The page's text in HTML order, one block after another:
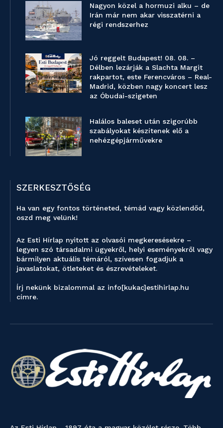
Nagyon közel a hormuzi alku – de
Irán már nem akar visszatérni a
régi rendszerhez
Jó reggelt Budapest! 08. 08. –
Délben lezárják a Slachta Margit
rakpartot, este Ferencváros – Real-
Madrid, közben nagy koncert lesz
az Óbudai-szigeten
Halálos baleset után szigorúbb
szabályokat készítenek elő a
nehézgépjárművekre
SZERKESZTŐSÉG
Ha van egy fontos történeted, témád vagy közlendőd,
oszd meg velünk!
Az Esti Hírlap nyitott az olvasói megkeresésekre –
legyen szó társadalmi ügyekről, helyi eseményekről vagy
bármilyen aktuális témáról, szívesen fogadjuk a
javaslatokat, ötleteket és észrevételeket.
Írj nekünk bizalommal az info[kukac]estihirlap.hu
címre.